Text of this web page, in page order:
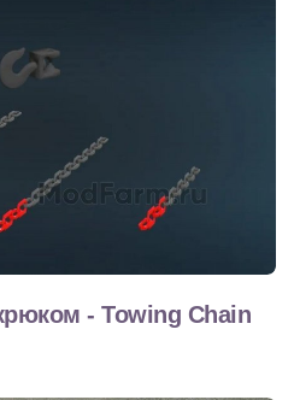
- Towing Chain